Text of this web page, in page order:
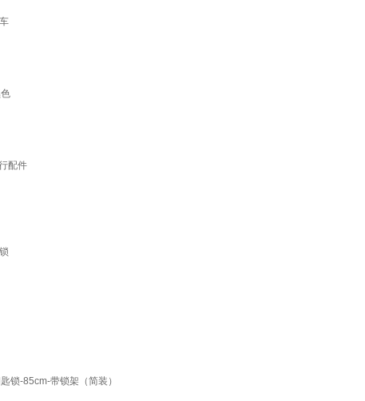
配件
锁-85cm-带锁架（简装）